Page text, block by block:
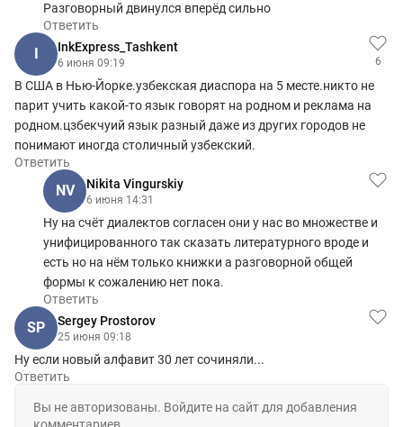
Разговорный двинулся вперёд сильно
Ответить
InkExpress_Tashkent
6 июня 09:19 6
В США в Нью-Йорке.узбекская диаспора на 5 месте.никто не
парит учить какой-то язык говорят на родном и реклама на
родном.цзбекчуий язык разный даже из других городов не
понимают иногда столичный узбекский.
Ответить
NV Nikita Vingurskiy
6 июня 14:31
Ну на счёт диалектов согласен они у нас во множестве и
унифицированного так сказать литературного вроде и
есть но на нём только книжки а разговорной общей
формы к сожалению нет пока.
Ответить
SP Sergey Prostorov
25 июня 09:18
Ну если новый алфавит 30 лет сочиняли...
Ответить